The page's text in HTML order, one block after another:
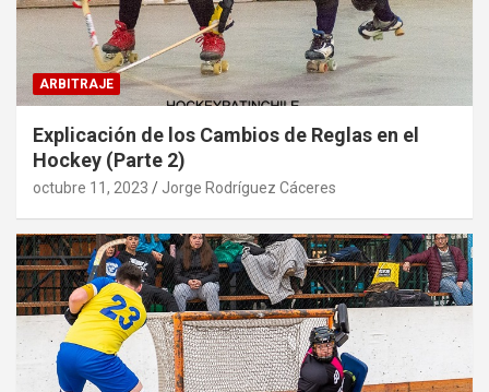
ARBITRAJE
Explicación de los Cambios de Reglas en el
Hockey (Parte 2)
octubre 11, 2023 Jorge Rodríguez Cáceres